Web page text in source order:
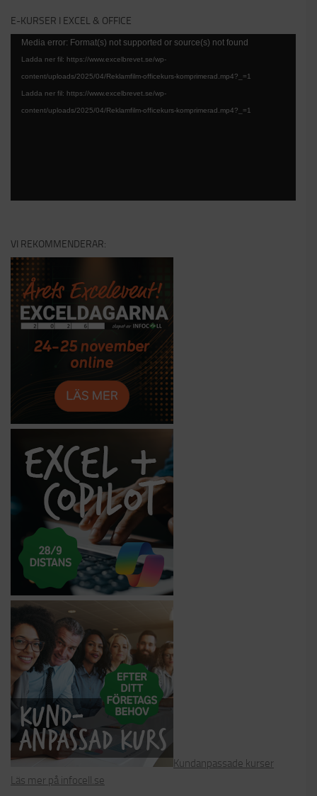
E-KURSER I EXCEL & OFFICE
Videospelare
Media error: Format(s) not supported or source(s) not found
Ladda ner fil: https://www.excelbrevet.se/wp-
content/uploads/2025/04/Reklamfilm-officekurs-komprimerad.mp4?_=1
Ladda ner fil: https://www.excelbrevet.se/wp-
content/uploads/2025/04/Reklamfilm-officekurs-komprimerad.mp4?_=1
VI REKOMMENDERAR:
Kundanpassade kurser
Läs mer på infocell.se